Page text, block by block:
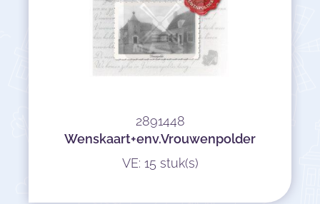
2891448
Wenskaart+env.Vrouwenpolder
VE: 15 stuk(s)